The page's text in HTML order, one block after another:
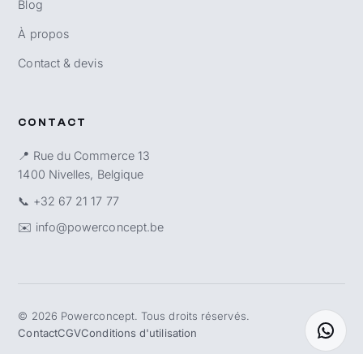
Blog
À propos
Contact & devis
CONTACT
📍 Rue du Commerce 13
1400 Nivelles, Belgique
📞 +32 67 21 17 77
✉️ info@powerconcept.be
© 2026 Powerconcept. Tous droits réservés.
ContactCGVConditions d'utilisation